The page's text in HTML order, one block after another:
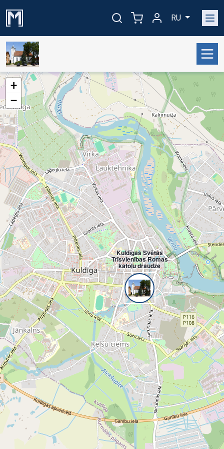
RU
Kuldīgas Svētās
Trīsvienības Romas
katoļu draudze
+
−